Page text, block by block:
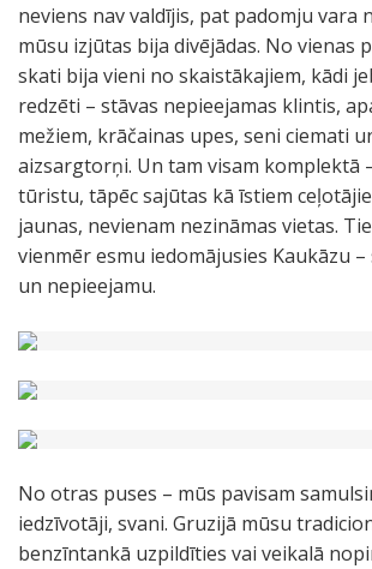
neviens nav valdījis, pat padomju vara
mūsu izjūtas bija divējādas. No vienas
skati bija vieni no skaistākajiem, kādi
redzēti – stāvas nepieejamas klintis,
mežiem, krāčainas upes, seni ciemati
aizsargtorņi. Un tam visam komplektā
tūristu, tāpēc sajūtas kā īstiem
jaunas, nevienam nezināmas vietas.
vienmēr esmu iedomājusies Kaukāzu
un nepieejamu.
No otras puses – mūs pavisam
iedzīvotāji, svani. Gruzijā mūsu
benzīntankā uzpildīties vai veikalā